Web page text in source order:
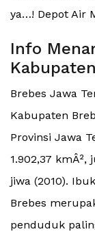
ya…! Depot Air
Info
Brebes Jawa
Kabupaten
Provinsi Jawa
1.902,37
jiwa (2010).
Brebes
penduduk